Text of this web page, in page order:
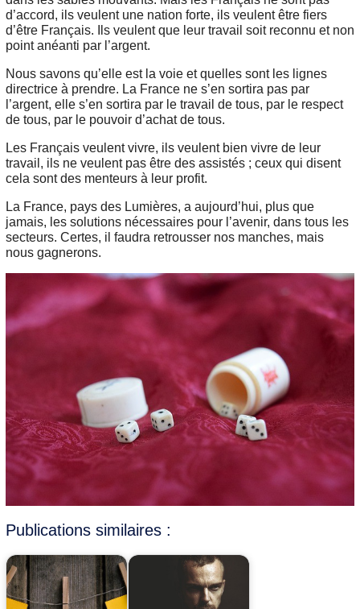
d’accord, ils veulent une nation forte, ils veulent être fiers
d’être Français. Ils veulent que leur travail soit reconnu et non
point anéanti par l’argent.
Nous savons qu’elle est la voie et quelles sont les lignes
directrice à prendre. La France ne s’en sortira pas par
l’argent, elle s’en sortira par le travail de tous, par le respect
de tous, par le pouvoir d’achat de tous.
Les Français veulent vivre, ils veulent bien vivre de leur
travail, ils ne veulent pas être des assistés ; ceux qui disent
cela sont des menteurs à leur profit.
La France, pays des Lumières, a aujourd’hui, plus que
jamais, les solutions nécessaires pour l’avenir, dans tous les
secteurs. Certes, il faudra retrousser nos manches, mais
nous gagnerons.
Publications similaires :